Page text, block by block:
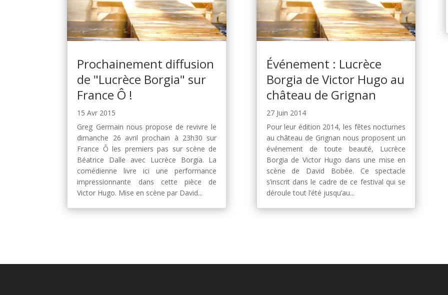
Prochainement diffusion
de "Lucrèce Borgia" sur
France Ô !
15 Avr 2015
Greg Germain nous propose de revivre le
dimanche 26 avril prochain à 23h30 sur
France Ô les premiers pas sur scène de
Béatrice Dalle avec Lucrèce Borgia. La
comédienne livre ici une performance
impressionnante dans cette pièce de
Victor Hugo. Mise en scène par David...
Événement : Lucrèce
Borgia de Victor Hugo au
château de Grignan
27 Juin 2014
Pour leur édition 2014, les fêtes nocturnes
au château de Grignan nous proposent un
événement de toute beauté, Lucrèce
Borgia de Victor Hugo dans une mise en
scène de David Bobée. Ce spectacle
s’inscrit dans le cadre de ce festival qui se
déroule tout l’été jusqu’au...